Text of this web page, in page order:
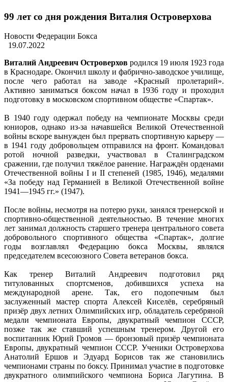
99 лет со дня рождения Виталия Островерхова
Новости Федерации Бокса
19.07.2022
Виталий Андреевич Островерхов родился 19 июля 1923 года
в Краснодаре. Окончил школу и фабрично-заводское училище,
после чего работал на заводе «Красный пролетарий».
Активно заниматься боксом начал в 1936 году и проходил
подготовку в московском спортивном обществе «Спартак».
В 1940 году одержал победу на чемпионате Москвы среди
юниоров, однако из-за начавшейся Великой Отечественной
войны вскоре вынужден был прервать спортивную карьеру —
в 1941 году добровольцем отправился на фронт. Командовал
ротой ночной разведки, участвовал в Сталинградском
сражении, где получил тяжёлое ранение. Награждён орденами
Отечественной войны I и II степеней (1985, 1946), медалями
«За победу над Германией в Великой Отечественной войне
1941—1945 гг.» (1947).
После войны, несмотря на потерю руки, занялся тренерской и
спортивно-общественной деятельностью. В течение многих
лет занимал должность старшего тренера центрального совета
добровольного спортивного общества «Спартак», долгие
годы возглавлял Федерацию бокса Москвы, являлся
председателем всесоюзного Совета ветеранов бокса.
Как тренер Виталий Андреевич подготовил ряд
титулованных спортсменов, добившихся успеха на
международной арене. Так, его подопечным был
заслуженный мастер спорта Алексей Киселёв, серебряный
призёр двух летних Олимпийских игр, обладатель серебряной
медали чемпионата Европы, двукратный чемпион СССР,
позже так же ставший успешным тренером. Другой его
воспитанник Юрий Громов — бронзовый призёр чемпионата
Европы, двукратный чемпион СССР. Ученики Островерхова
Анатолий Ершов и Эдуард Борисов так же становились
чемпионами страны по боксу. Принимал участие в подготовке
двукратного олимпийского чемпиона Бориса Лагутина. В